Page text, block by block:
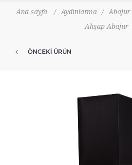
Ana sayfa / Aydınlatma / Abajur
Ahşap Abajur
ÖNCEKI ÜRÜN